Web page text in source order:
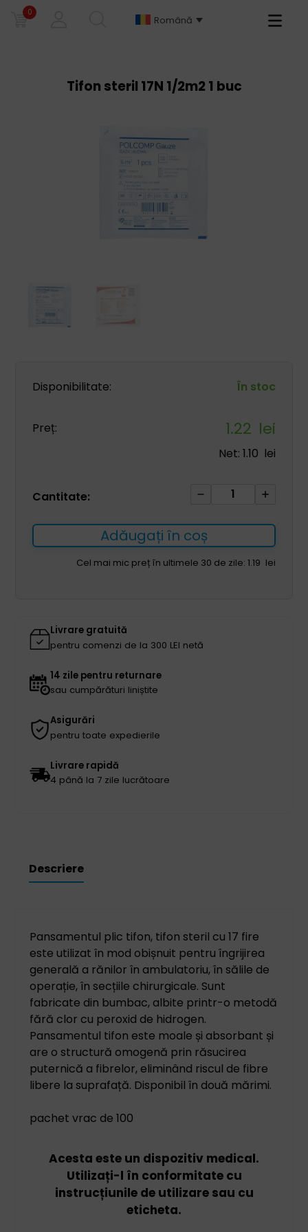
0
Română
Primary
Tifon steril 17N 1/2m2 1 buc
Disponibilitate: În stoc
Preț: 1.22 lei
Net: 1.10 lei
Cantitate:
Cantitate
steril
1/2m2
Adăugați în coș
Cel mai mic preț în ultimele 30 de zile: 1.19 lei
Livrare gratuită
pentru comenzi de la 300 LEI netă
14 zile pentru returnare
sau cumpărături liniștite
Asigurări
pentru toate expedierile
Livrare rapidă
4 până la 7 zile lucrătoare
Descriere
Pansamentul plic tifon, tifon steril cu 17 fire
este utilizat în mod obișnuit pentru îngrijirea
generală a rănilor în ambulatoriu, în sălile de
operație, în secțiile chirurgicale. Sunt
fabricate din bumbac, albite printr-o metodă
fără clor cu peroxid de hidrogen.
Pansamentul tifon este moale și absorbant și
are o structură omogenă prin răsucirea
puternică a fibrelor, eliminând riscul de fibre
libere la suprafață. Disponibil în două mărimi.
pachet vrac de 100
Acesta este un dispozitiv medical.
Utilizați-l în conformitate cu
instrucțiunile de utilizare sau cu
eticheta.